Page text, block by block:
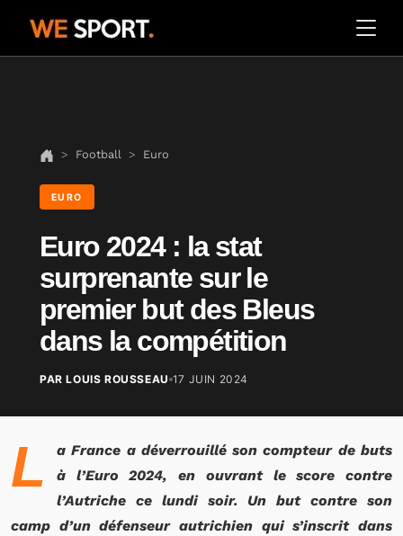
Football Euro
EURO
Euro 2024 : la stat
surprenante sur le
premier but des Bleus
dans la compétition
PAR LOUIS ROUSSEAU 17 JUIN 2024
L
a France a déverrouillé son compteur de buts
à l’Euro 2024, en ouvrant le score contre
l’Autriche ce lundi soir. Un but contre son
camp d’un défenseur autrichien qui s’inscrit dans